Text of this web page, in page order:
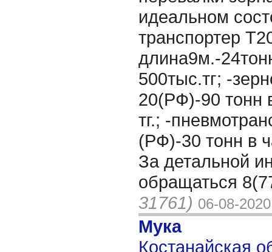
идеальном
транспортер
длина9м.-
500тыс.тг; -
20(РФ)-90 тонн
тг.; -
(РФ)-30 тонн в
За детальной
обращаться
31761) 06-08-2020
Мука
Костанайская